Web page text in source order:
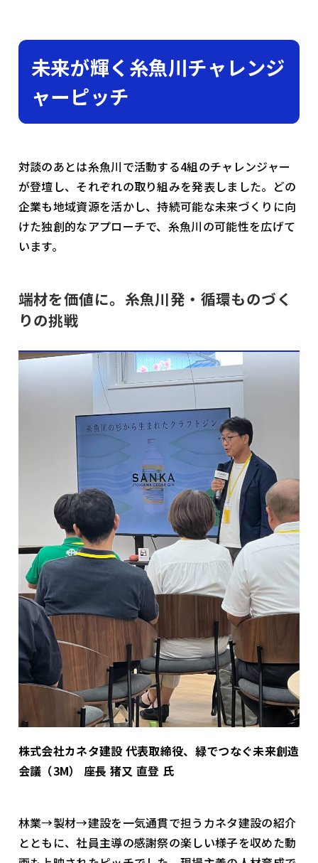
未来が輝く糸魚川チャレンジ
ャーピッチ
対談のあとは糸魚川で活動する4組のチャレンジャー
が登壇し、それぞれの取り組みを発表しました。どの
企業も地域資源を活かし、持続可能な未来づくりに向
けた独創的なアプローチで、糸魚川の可能性を広げて
います。
端材を価値に。糸魚川発・循環ものづく
りの挑戦
株式会社カネタ建設 代表取締役、緑でつなぐ未来創造
会議（3M） 座長 猪又 直登 氏
林業→製材→建設を一気通貫で担うカネタ建設の紹介
とともに、社員主導の感謝祭の楽しい様子を収めた動